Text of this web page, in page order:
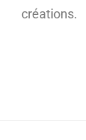
créations.